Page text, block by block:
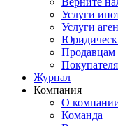
Услуги
Услуги
Продавцам
Журнал
Компания
О
Команда